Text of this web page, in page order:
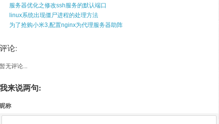
服务器优化之修改ssh服务的默认端口
linux系统出现僵尸进程的处理方法
为了抢购小米3,配置nginx为代理服务器助阵
评论:
暂无评论...
我来说两句:
昵称